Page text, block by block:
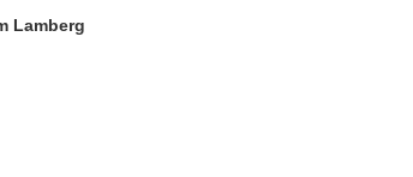
Lamberg